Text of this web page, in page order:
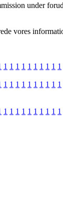
under
vores
1 1 1 1 1 1 1 1 1 1
1 1 1 1 1 1 1 1 1 1
1 1 1 1 1 1 1 1 1 1